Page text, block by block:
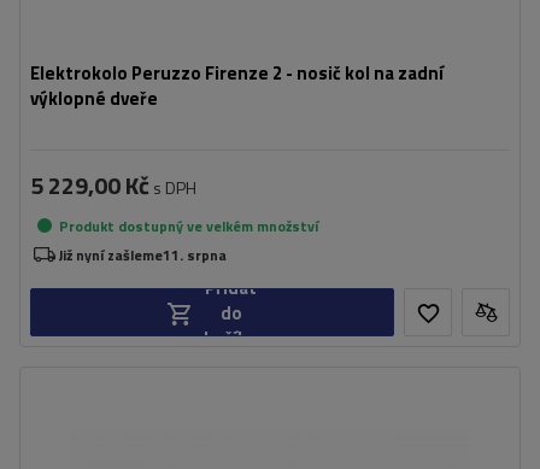
Elektrokolo Peruzzo Firenze 2 - nosič kol na zadní
výklopné dveře
5 229,00 Kč s DPH
Produkt dostupný ve velkém množství
Již nyní zašleme11. srpna
Přidat
do
košíku